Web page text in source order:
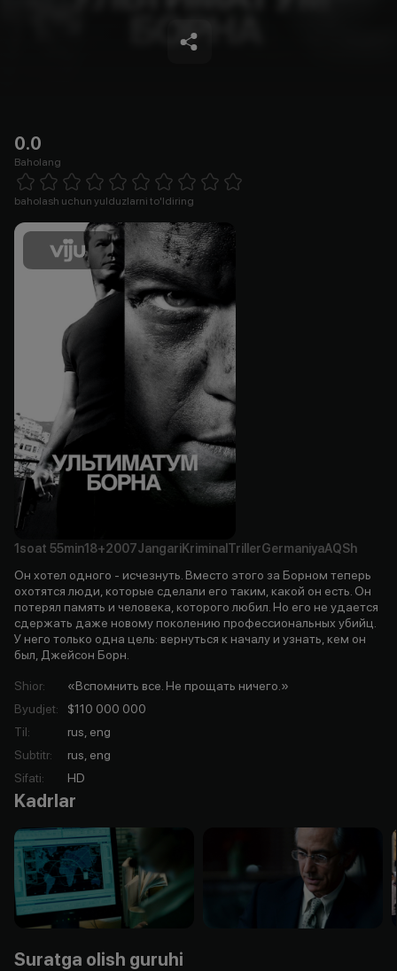
0.0
Baholang
1 Star 2 Stars 3 Stars 4 Stars5 Stars 6 Stars7 Stars8 Stars
baholash uchun yulduzlarni to'ldiring
1soat 55min18+2007JangariKriminal TrillerGermaniyaAQSh
Он хотел одного - исчезнуть. Вместо этого за Борном теперь
охотятся люди, которые сделали его таким, какой он есть. Он
потерял память и человека, которого любил. Но его не удается
сдержать даже новому поколению профессиональных убийц.
У него только одна цель: вернуться к началу и узнать, кем он
был, Джейсон Борн.
Shior:
«Вспомнить все. Не прощать ничего.»
Byudjet:
$110 000 000
Til:
rus, eng
Subtitr:
rus, eng
Sifati: HD
Kadrlar
Suratga olish guruhi